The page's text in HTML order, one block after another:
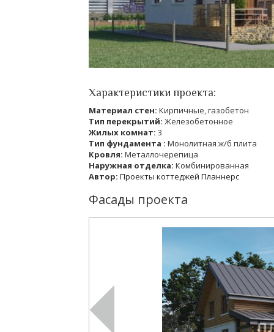
Характеристики проекта:
Материал стен: Кирпичные, газобетон
Тип перекрытий: Железобетонное
Жилых комнат: 3
Тип фундамента : Монолитная ж/б плита
Кровля: Металлочерепица
Наружная отделка: Комбинированная
Автор: Проекты коттеджей Планнерс
Фасады проекта